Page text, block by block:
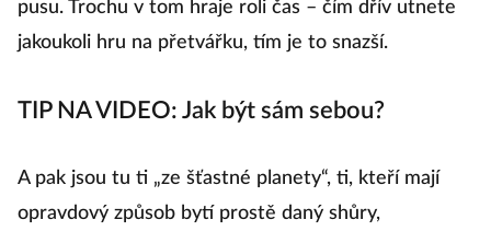
pusu. Trochu v tom hraje roli čas – čím dřív utnete
jakoukoli hru na přetvářku, tím je to snazší.
TIP NA VIDEO: Jak být sám sebou?
A pak jsou tu ti „ze šťastné planety“, ti, kteří mají
opravdový způsob bytí prostě daný shůry,